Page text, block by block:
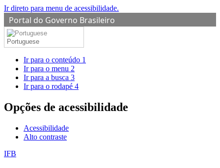
Ir direto para menu de acessibilidade.
Portal do Governo Brasileiro
Portuguese
Ir para o conteúdo 1
Ir para o menu 2
Ir para a busca 3
Ir para o rodapé 4
Opções de acessibilidade
Acessibilidade
Alto contraste
IFB